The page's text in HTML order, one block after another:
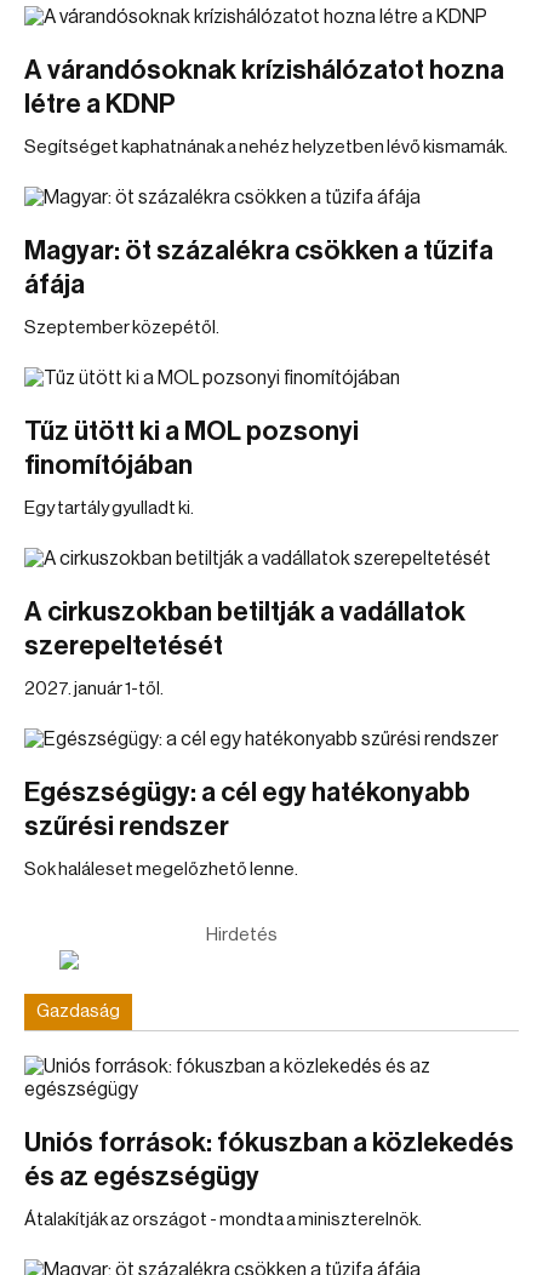
A várandósoknak krízishálózatot hozna
létre a KDNP
Segítséget kaphatnának a nehéz helyzetben lévő kismamák.
Magyar: öt százalékra csökken a tűzifa
áfája
Szeptember közepétől.
Tűz ütött ki a MOL pozsonyi
finomítójában
Egy tartály gyulladt ki.
A cirkuszokban betiltják a vadállatok
szerepeltetését
2027. január 1-től.
Egészségügy: a cél egy hatékonyabb
szűrési rendszer
Sok haláleset megelőzhető lenne.
Hirdetés
Gazdaság
Uniós források: fókuszban a közlekedés
és az egészségügy
Átalakítják az országot - mondta a miniszterelnök.